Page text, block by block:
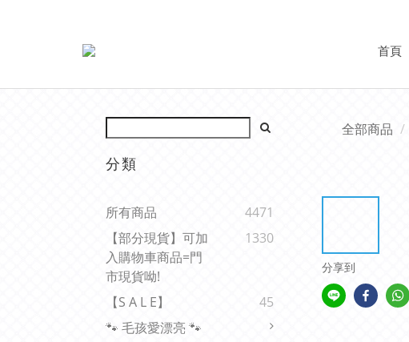
首頁
分類
所有商品
4471
【部分現貨】可加
入購物車商品=門
市現貨呦!
1330
【s A L E】
45
🐾 毛孩愛漂亮 🐾
全部商品
分享到